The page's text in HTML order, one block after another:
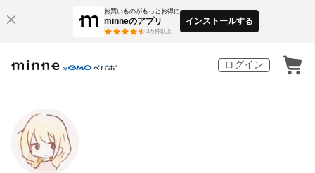
お買いものがもっとお得に
minneのアプリ
3万件以上
インストールする
ログイン